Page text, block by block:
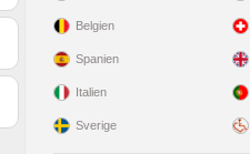
Belgien
Spanien
Italien
Sverige